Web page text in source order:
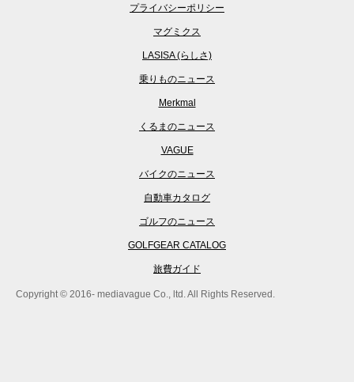
プライバシーポリシー
マグミクス
LASISA (らしさ)
乗りものニュース
Merkmal
くるまのニュース
VAGUE
バイクのニュース
自動車カタログ
ゴルフのニュース
GOLFGEAR CATALOG
旅費ガイド
Copyright © 2016- mediavague Co., ltd. All Rights Reserved.